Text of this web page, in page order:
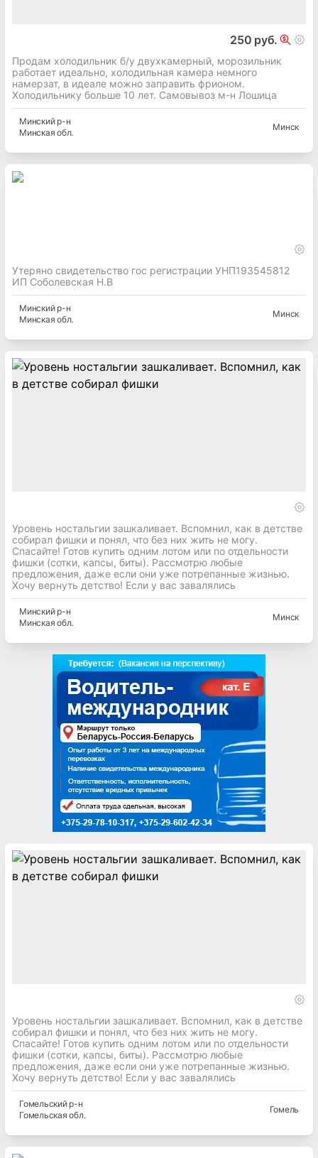
250 руб.
Продам холодильник б/у двухкамерный, морозильник
работает идеально, холодильная камера немного
намерзат, в идеале можно заправить фрионом.
Холодильнику больше 10 лет. Самовывоз м-н Лошица
Минскийр-н
Минская обл.
Минск
Утеряно свидетельство гос регистрации УНП193545812
ИП Соболевская Н.В
Минскийр-н
Минская обл.
Минск
Уровень ностальгии зашкаливает. Вспомнил, как в детстве
собирал фишки и понял, что без них жить не могу.
Спасайте! Готов купить одним лотом или по отдельности
фишки (сотки, капсы, биты). Рассмотрю любые
предложения, даже если они уже потрепанные жизнью.
Хочу вернуть детство! Если у вас завалялись
Минскийр-н
Минская обл.
Минск
Уровень ностальгии зашкаливает. Вспомнил, как в детстве
собирал фишки и понял, что без них жить не могу.
Спасайте! Готов купить одним лотом или по отдельности
фишки (сотки, капсы, биты). Рассмотрю любые
предложения, даже если они уже потрепанные жизнью.
Хочу вернуть детство! Если у вас завалялись
Гомельскийр-н
Гомельская обл.
Гомель